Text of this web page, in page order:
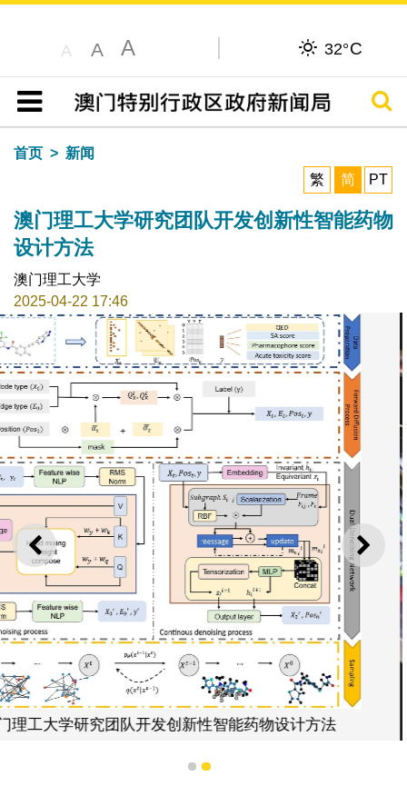
A A A 32°C
目录
搜寻
首页
新闻
繁
简 PT
澳门理工大学研究团队开发创新性智能药物
设计方法
澳门理工大学
2025-04-22 17:46
上一则 下一
能药物设计方法
澳门理工大学研究团队开发创新性
1 2